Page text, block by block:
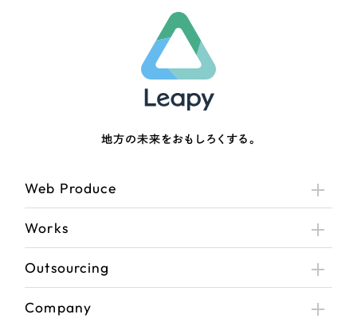
地方の未来をおもしろくする。
Web Produce
Works
Outsourcing
Company